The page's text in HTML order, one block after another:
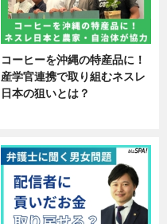
コーヒーを沖縄の特産品に！
産学官連携で取り組むネスレ
日本の狙いとは？